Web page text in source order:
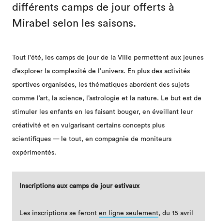
différents camps de jour offerts à
Mirabel selon les saisons.
Tout l'été, les camps de jour de la Ville permettent aux jeunes
d’explorer la complexité de l’univers. En plus des activités
sportives organisées, les thématiques abordent des sujets
comme l’art, la science, l’astrologie et la nature. Le but est de
stimuler les enfants en les faisant bouger, en éveillant leur
créativité et en vulgarisant certains concepts plus
scientifiques — le tout, en compagnie de moniteurs
expérimentés.
Inscriptions aux camps de jour estivaux
Les inscriptions se feront en ligne seulement, du 15 avril